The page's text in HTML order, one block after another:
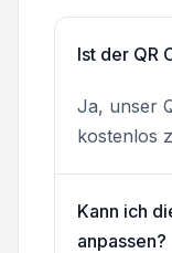
Ist der QR
Ja, unser
kostenlos
Kann ich
anpassen?